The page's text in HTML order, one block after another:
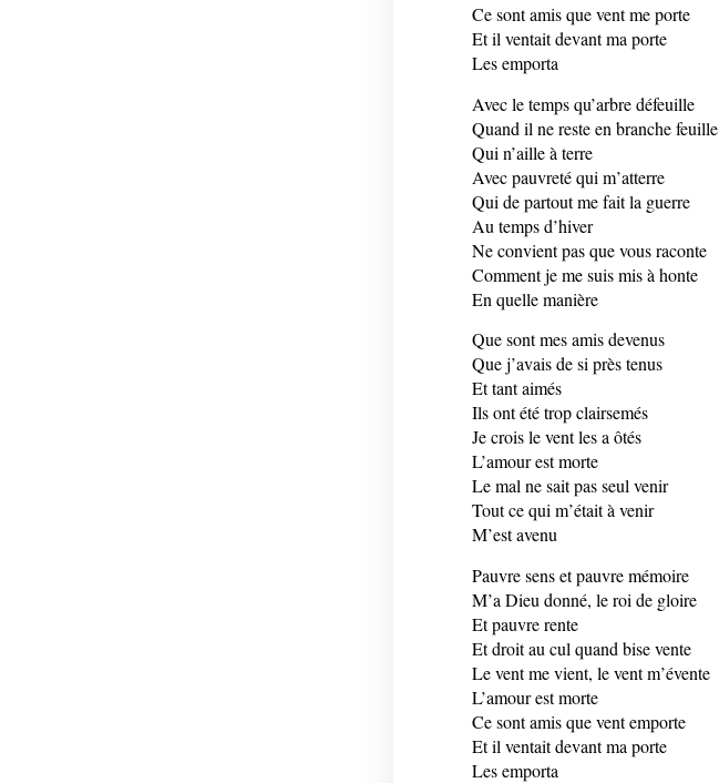
Ce sont amis que vent me porte
Et il ventait devant ma porte
Les emporta
Avec le temps qu’arbre défeuille
Quand il ne reste en branche feuille
Qui n’aille à terre
Avec pauvreté qui m’atterre
Qui de partout me fait la guerre
Au temps d’hiver
Ne convient pas que vous raconte
Comment je me suis mis à honte
En quelle manière
Que sont mes amis devenus
Que j’avais de si près tenus
Et tant aimés
Ils ont été trop clairsemés
Je crois le vent les a ôtés
L’amour est morte
Le mal ne sait pas seul venir
Tout ce qui m’était à venir
M’est avenu
Pauvre sens et pauvre mémoire
M’a Dieu donné, le roi de gloire
Et pauvre rente
Et droit au cul quand bise vente
Le vent me vient, le vent m’évente
L’amour est morte
Ce sont amis que vent emporte
Et il ventait devant ma porte
Les emporta